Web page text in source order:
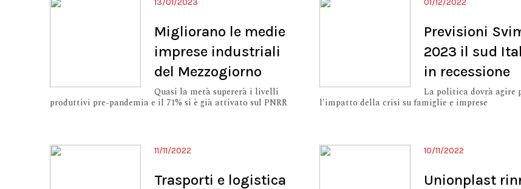
13/01/2023
Migliorano le medie
imprese industriali
del Mezzogiorno
Quasi la metà supererà i livelli
produttivi pre-pandemia e il 71% si è già attivato sul PNRR
01/12/2022
Previsioni
2023 il sud
in recessione
La politica dovrà agire
l'impatto della crisi su famiglie e imprese
11/11/2022
Trasporti e logistica
10/11/2022
Unionplast